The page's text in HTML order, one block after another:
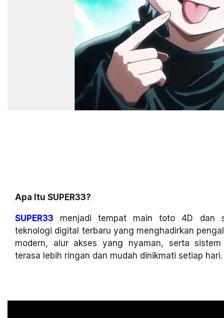
Apa Itu SUPER33?
SUPER33 menjadi tempat main toto 4D dan
teknologi digital terbaru yang menghadirkan
modern, alur akses yang nyaman, serta
terasa lebih ringan dan mudah dinikmati setiap hari.